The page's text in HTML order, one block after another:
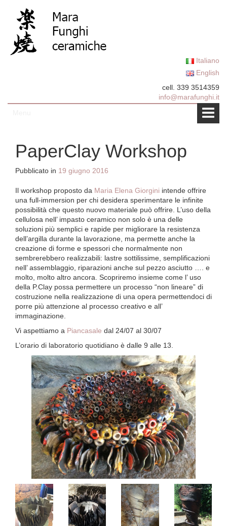
Italiano
English
cell. 339 3514359
info@marafunghi.it
PaperClay Workshop
Pubblicato in 19 giugno 2016
Il workshop proposto da Maria Elena Giorgini intende offrire
una full-immersion per chi desidera sperimentare le infinite
possibilità che questo nuovo materiale può offrire. L’uso della
cellulosa nell’ impasto ceramico non solo è una delle
soluzioni più semplici e rapide per migliorare la resistenza
dell’argilla durante la lavorazione, ma permette anche la
creazione di forme e spessori che normalmente non
sembrerebbero realizzabili: lastre sottilissime, semplificazioni
nell’ assemblaggio, riparazioni anche sul pezzo asciutto …. e
molto, molto altro ancora. Scopriremo insieme come l’ uso
della P.Clay possa permettere un processo “non lineare” di
costruzione nella realizzazione di una opera permettendoci di
porre più attenzione al processo creativo e all’
immaginazione.
Vi aspettiamo a Piancasale dal 24/07 al 30/07
L’orario di laboratorio quotidiano è dalle 9 alle 13.